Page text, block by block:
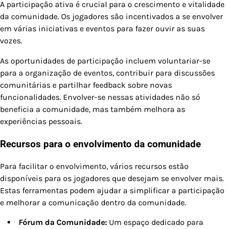
A participação ativa é crucial para o crescimento e vitalidade
da comunidade. Os jogadores são incentivados a se envolver
em várias iniciativas e eventos para fazer ouvir as suas
vozes.
As oportunidades de participação incluem voluntariar-se
para a organização de eventos, contribuir para discussões
comunitárias e partilhar feedback sobre novas
funcionalidades. Envolver-se nessas atividades não só
beneficia a comunidade, mas também melhora as
experiências pessoais.
Recursos para o envolvimento da comunidade
Para facilitar o envolvimento, vários recursos estão
disponíveis para os jogadores que desejam se envolver mais.
Estas ferramentas podem ajudar a simplificar a participação
e melhorar a comunicação dentro da comunidade.
Fórum da Comunidade: Um espaço dedicado para